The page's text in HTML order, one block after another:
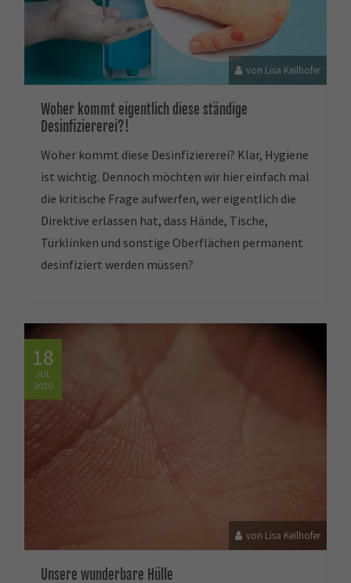
von Lisa Keilhofer
Woher kommt eigentlich diese ständige
Desinfiziererei?!
Woher kommt diese Desinfiziererei? Klar, Hygiene
ist wichtig. Dennoch möchten wir hier einfach mal
die kritische Frage aufwerfen, wer eigentlich die
Direktive erlassen hat, dass Hände, Tische,
Türklinken und sonstige Oberflächen permanent
desinfiziert werden müssen?
18
JUL
2020
von Lisa Keilhofer
Unsere wunderbare Hülle